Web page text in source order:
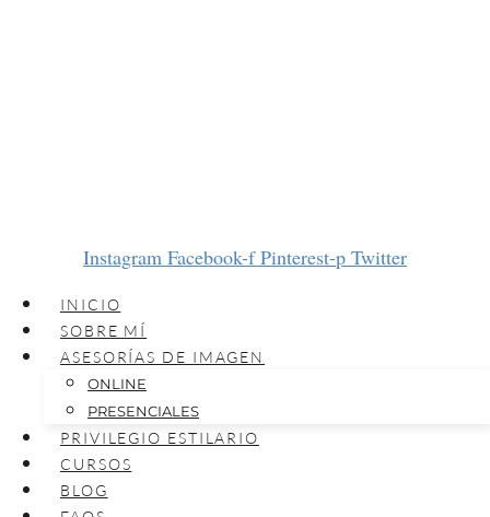
Instagram Facebook-f Pinterest-p Twitter
INICIO
SOBRE MÍ
ASESORÍAS DE IMAGEN
ONLINE
PRESENCIALES
PRIVILEGIO ESTILARIO
CURSOS
BLOG